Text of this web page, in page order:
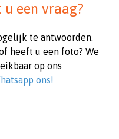
een vraag?
te antwoorden.
heeft u een foto? We
op ons
ons!